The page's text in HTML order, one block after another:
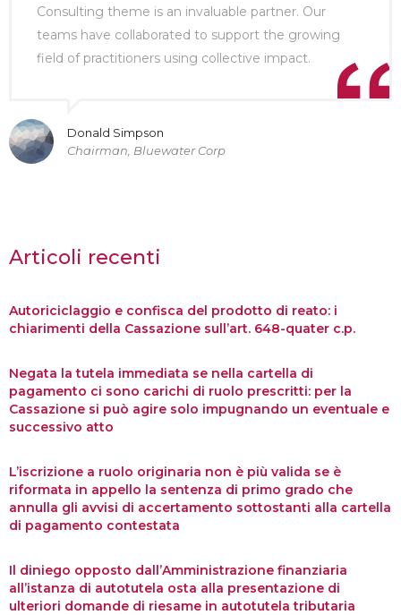
Consulting theme is an invaluable partner. Our
teams have collaborated to support the growing
field of practitioners using collective impact.
Donald Simpson
Chairman, Bluewater Corp
Articoli recenti
Autoriciclaggio e confisca del prodotto di reato: i
chiarimenti della Cassazione sull’art. 648-quater c.p.
Negata la tutela immediata se nella cartella di
pagamento ci sono carichi di ruolo prescritti: per la
Cassazione si può agire solo impugnando un eventuale e
successivo atto
L’iscrizione a ruolo originaria non è più valida se è
riformata in appello la sentenza di primo grado che
annulla gli avvisi di accertamento sottostanti alla cartella
di pagamento contestata
Il diniego opposto dall’Amministrazione finanziaria
all’istanza di autotutela osta alla presentazione di
ulteriori domande di riesame in autotutela tributaria